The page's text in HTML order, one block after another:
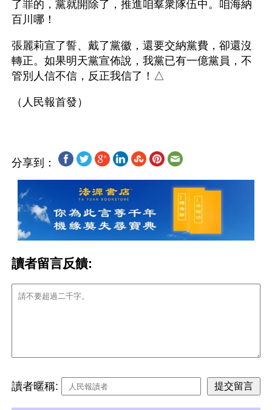
了罪的，黨就開除了，推進咱羣衆隊伍中。咱海納
百川哪！
張麗莉宣了誓、戴了黨徽，還要交納黨費，卻還沒
轉正。如果明天黨宣佈說，我黨已有一億黨員，不
管別人信不信，反正我信了！△
分享到：
讀者留言反饋:
讀者暱稱: